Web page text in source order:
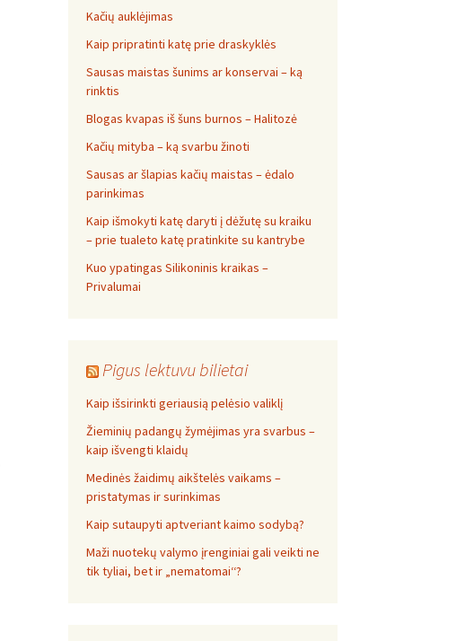
Kačių auklėjimas
Kaip pripratinti katę prie draskyklės
Sausas maistas šunims ar konservai – ką
rinktis
Blogas kvapas iš šuns burnos – Halitozė
Kačių mityba – ką svarbu žinoti
Sausas ar šlapias kačių maistas – ėdalo
parinkimas
Kaip išmokyti katę daryti į dėžutę su kraiku
– prie tualeto katę pratinkite su kantrybe
Kuo ypatingas Silikoninis kraikas –
Privalumai
Pigus lektuvu bilietai
Kaip išsirinkti geriausią pelėsio valiklį
Žieminių padangų žymėjimas yra svarbus –
kaip išvengti klaidų
Medinės žaidimų aikštelės vaikams –
pristatymas ir surinkimas
Kaip sutaupyti aptveriant kaimo sodybą?
Maži nuotekų valymo įrenginiai gali veikti ne
tik tyliai, bet ir „nematomai‘‘?